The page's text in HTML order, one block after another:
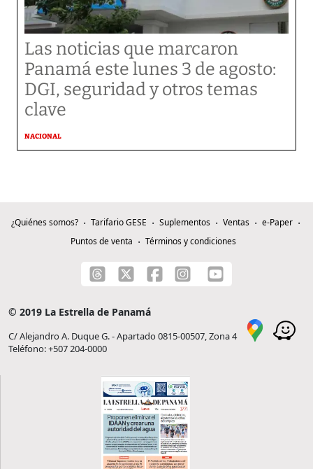
Las noticias que marcaron
Panamá este lunes 3 de agosto:
DGI, seguridad y otros temas
clave
NACIONAL
¿Quiénes somos? Tarifario GESE Suplementos Ventas
e-Paper
Puntos de venta
Términos y condiciones
© 2019 La Estrella de Panamá
C/ Alejandro A. Duque G. - Apartado 0815-00507, Zona 4
Teléfono: +507 204-0000